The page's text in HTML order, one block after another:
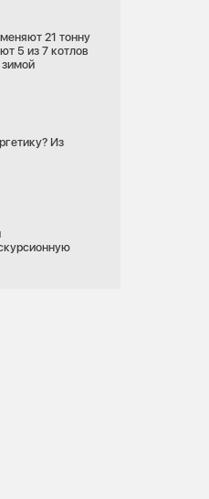
21 тонну
5 из 7 котлов
Из